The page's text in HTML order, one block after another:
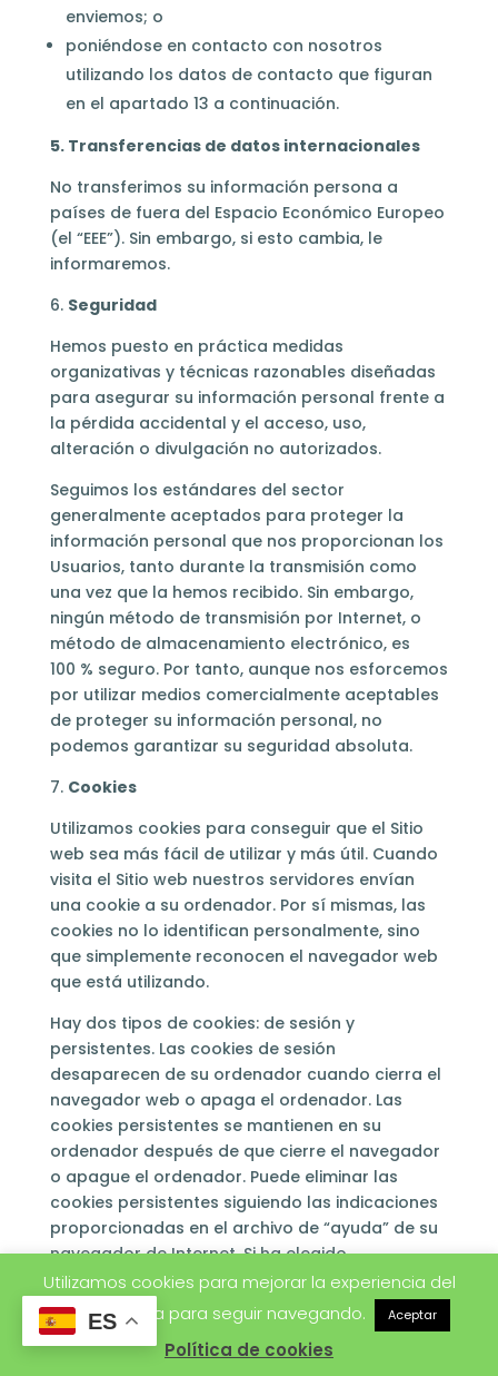
enviemos; o
poniéndose en contacto con nosotros
utilizando los datos de contacto que figuran
en el apartado 13 a continuación.
5. Transferencias de datos internacionales
No transferimos su información persona a
países de fuera del Espacio Económico Europeo
(el “EEE”). Sin embargo, si esto cambia, le
informaremos.
6. Seguridad
Hemos puesto en práctica medidas
organizativas y técnicas razonables diseñadas
para asegurar su información personal frente a
la pérdida accidental y el acceso, uso,
alteración o divulgación no autorizados.
Seguimos los estándares del sector
generalmente aceptados para proteger la
información personal que nos proporcionan los
Usuarios, tanto durante la transmisión como
una vez que la hemos recibido. Sin embargo,
ningún método de transmisión por Internet, o
método de almacenamiento electrónico, es
100 % seguro. Por tanto, aunque nos esforcemos
por utilizar medios comercialmente aceptables
de proteger su información personal, no
podemos garantizar su seguridad absoluta.
7. Cookies
Utilizamos cookies para conseguir que el Sitio
web sea más fácil de utilizar y más útil. Cuando
visita el Sitio web nuestros servidores envían
una cookie a su ordenador. Por sí mismas, las
cookies no lo identifican personalmente, sino
que simplemente reconocen el navegador web
que está utilizando.
Hay dos tipos de cookies: de sesión y
persistentes. Las cookies de sesión
desaparecen de su ordenador cuando cierra el
navegador web o apaga el ordenador. Las
cookies persistentes se mantienen en su
ordenador después de que cierre el navegador
o apague el ordenador. Puede eliminar las
cookies persistentes siguiendo las indicaciones
proporcionadas en el archivo de “ayuda” de su
navegador de Internet. Si ha elegido
identificarse con nosotros, utilizamos las
cookies de sesión que contienen información
codificada para poder identificarle
exclusivamente.
Utilizamos cookies para mejorar la experiencia del
usuario. Acepta para seguir navegando.
Aceptar
Política de cookies
ES